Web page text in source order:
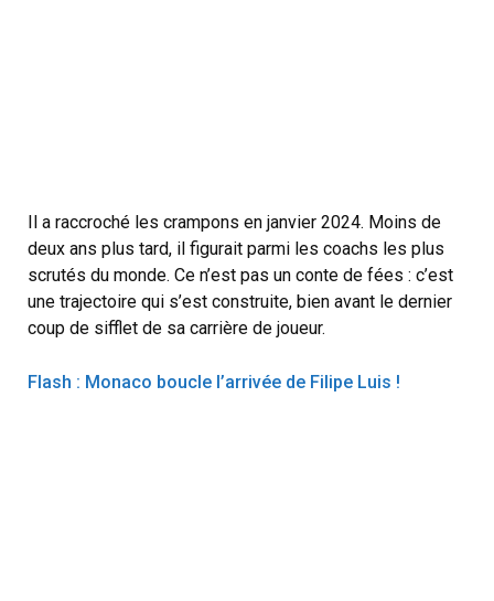
Il a raccroché les crampons en janvier 2024. Moins de
deux ans plus tard, il figurait parmi les coachs les plus
scrutés du monde. Ce n’est pas un conte de fées : c’est
une trajectoire qui s’est construite, bien avant le dernier
coup de sifflet de sa carrière de joueur.
Flash : Monaco boucle l’arrivée de Filipe Luis !